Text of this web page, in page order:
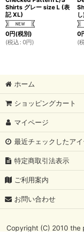
Shirts グレー size L (表
記 XL)
0円(税別)
(税込 : 0円)
0
(
ホーム
ショッピングカート
マイページ
最近チェックしたアイ
特定商取引法表示
ご利用案内
お問い合わせ
Copyright (C) 2010 the